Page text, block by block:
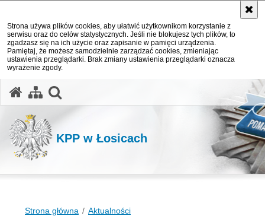
Strona używa plików cookies, aby ułatwić użytkownikom korzystanie z
serwisu oraz do celów statystycznych. Jeśli nie blokujesz tych plików, to
zgadzasz się na ich użycie oraz zapisanie w pamięci urządzenia.
Pamiętaj, że możesz samodzielnie zarządzać cookies, zmieniając
ustawienia przeglądarki. Brak zmiany ustawienia przeglądarki oznacza
wyrażenie zgody.
KPP w Łosicach
Strona główna Aktualności